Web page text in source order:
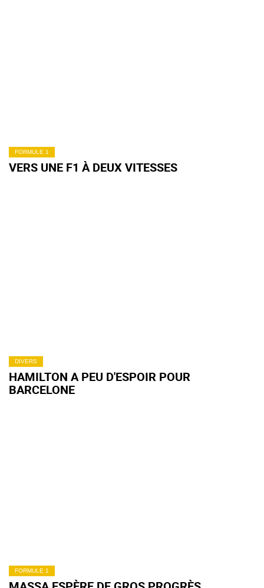
FORMULE 1
VERS UNE F1 À DEUX VITESSES
DIVERS
HAMILTON A PEU D'ESPOIR POUR
BARCELONE
FORMULE 1